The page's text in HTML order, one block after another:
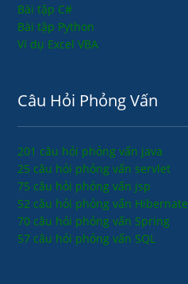
Bài tập C#
Bài tập Python
Ví dụ Excel VBA
Câu Hỏi Phỏng Vấn
201 câu hỏi phỏng vấn java
25 câu hỏi phỏng vấn servlet
75 câu hỏi phỏng vấn jsp
52 câu hỏi phỏng vấn Hibernate
70 câu hỏi phỏng vấn Spring
57 câu hỏi phỏng vấn SQL